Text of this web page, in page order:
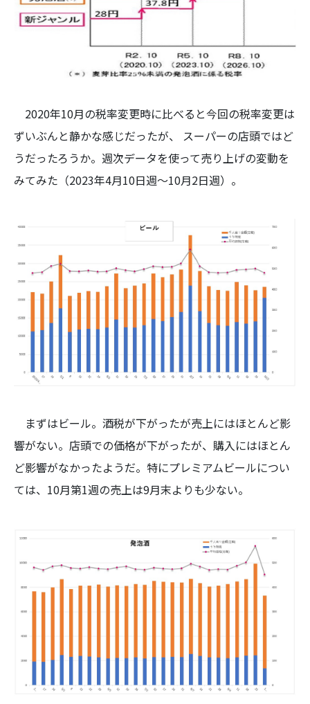
2020年10月の税率変更時に比べると今回の税率変更は
ずいぶんと静かな感じだったが、 スーパーの店頭ではど
うだったろうか。週次データを使って売り上げの変動を
みてみた（2023年4月10日週〜10月2日週）。
まずはビール。酒税が下がったが売上にはほとんど影
響がない。店頭での価格が下がったが、購入にはほとん
ど影響がなかったようだ。特にプレミアムビールについ
ては、10月第1週の売上は9月末よりも少ない。